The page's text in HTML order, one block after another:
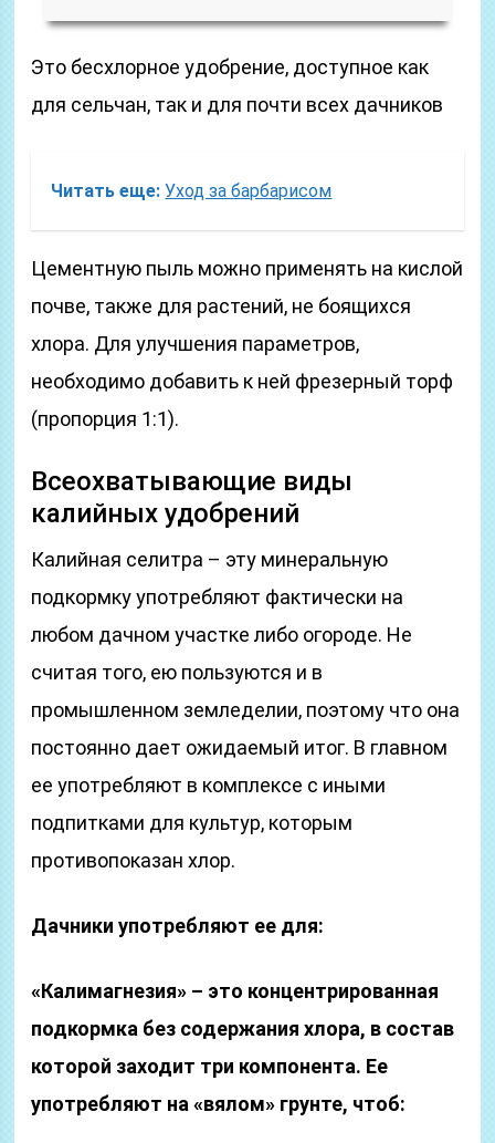
Это бесхлорное удобрение, доступное как
для сельчан, так и для почти всех дачников
Читать еще: Уход за барбарисом
Цементную пыль можно применять на кислой
почве, также для растений, не боящихся
хлора. Для улучшения параметров,
необходимо добавить к ней фрезерный торф
(пропорция 1:1).
Всеохватывающие виды
калийных удобрений
Калийная селитра – эту минеральную
подкормку употребляют фактически на
любом дачном участке либо огороде. Не
считая того, ею пользуются и в
промышленном земледелии, поэтому что она
постоянно дает ожидаемый итог. В главном
ее употребляют в комплексе с иными
подпитками для культур, которым
противопоказан хлор.
Дачники употребляют ее для:
«Калимагнезия» – это концентрированная
подкормка без содержания хлора, в состав
которой заходит три компонента. Ее
употребляют на «вялом» грунте, чтоб: